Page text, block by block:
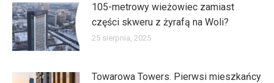
105-metrowy wieżowiec zamiast
części skweru z żyrafą na Woli?
25 sierpnia, 2025
Towarowa Towers. Pierwsi mieszkańcy